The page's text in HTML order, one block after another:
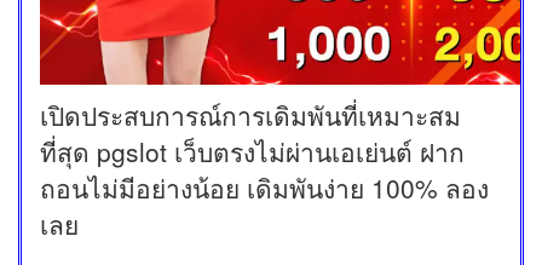
เปิดประสบการณ์การเดิมพันที่เหมาะสม
ที่สุด pgslot เว็บตรงไม่ผ่านเอเย่นต์ ฝาก
ถอนไม่มีอย่างน้อย เดิมพันง่าย 100% ลอง
เลย